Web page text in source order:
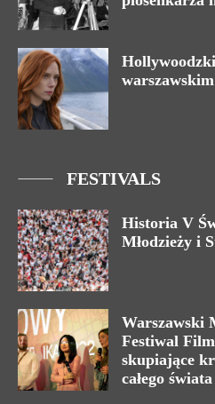
FESTIVALS
Historia V
Młodzieży i
Warszawski
Festiwal
skupiające
całego świata